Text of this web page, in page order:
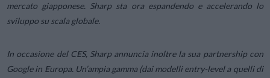
mercato giapponese. Sharp sta ora espandendo e accelerando lo
sviluppo su scala globale.
In occasione del CES, Sharp annuncia inoltre la sua partnership con
Google in Europa. Un’ampia gamma (dai modelli entry-level a quelli di